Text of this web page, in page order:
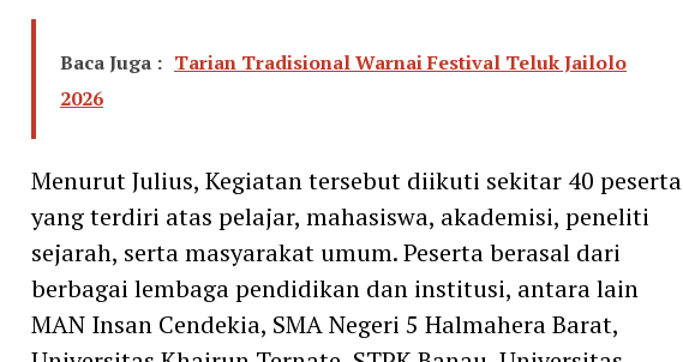
Baca Juga : Tarian Tradisional Warnai Festival Teluk Jailolo
2026
Menurut Julius, Kegiatan tersebut diikuti sekitar 40 peserta
yang terdiri atas pelajar, mahasiswa, akademisi, peneliti
sejarah, serta masyarakat umum. Peserta berasal dari
berbagai lembaga pendidikan dan institusi, antara lain
MAN Insan Cendekia, SMA Negeri 5 Halmahera Barat,